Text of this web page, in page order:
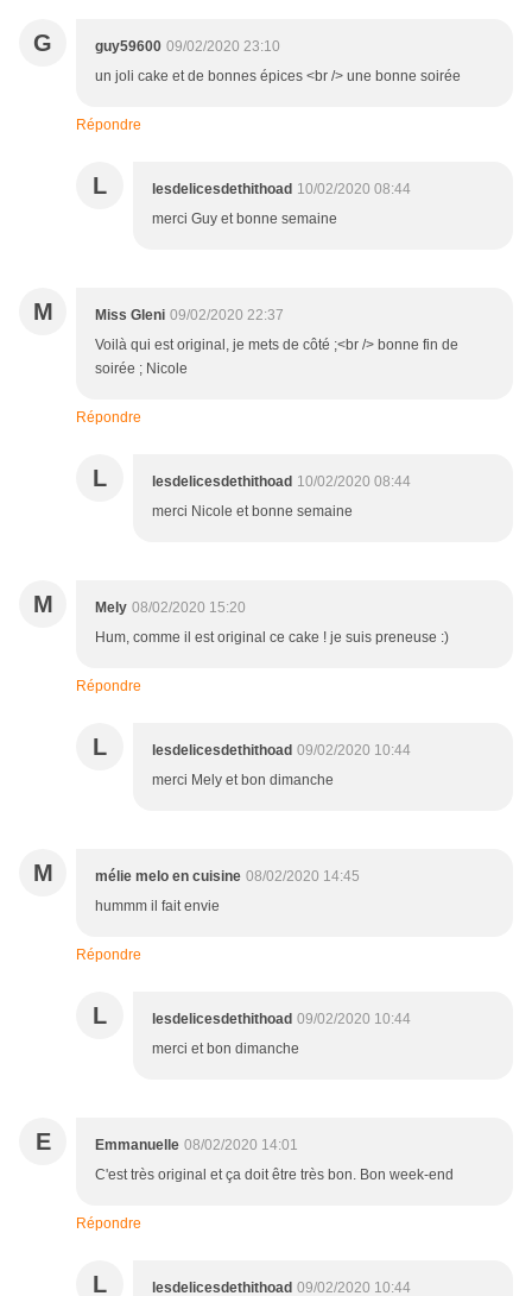
G guy59600 09/02/2020 23:10
un joli cake et de bonnes épices <br /> une bonne soirée
Répondre
L lesdelicesdethithoad 10/02/2020 08:44
merci Guy et bonne semaine
M Miss Gleni 09/02/2020 22:37
Voilà qui est original, je mets de côté ;<br /> bonne fin de
soirée ; Nicole
Répondre
L lesdelicesdethithoad 10/02/2020 08:44
merci Nicole et bonne semaine
M Mely 08/02/2020 15:20
Hum, comme il est original ce cake ! je suis preneuse :)
Répondre
L lesdelicesdethithoad 09/02/2020 10:44
merci Mely et bon dimanche
M mélie melo en cuisine 08/02/2020 14:45
hummm il fait envie
Répondre
L lesdelicesdethithoad 09/02/2020 10:44
merci et bon dimanche
E Emmanuelle 08/02/2020 14:01
C'est très original et ça doit être très bon. Bon week-end
Répondre
L lesdelicesdethithoad 09/02/2020 10:44